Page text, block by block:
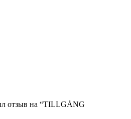
отзыв на “TILLGÅNG